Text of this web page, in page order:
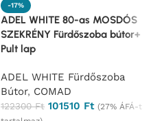
-17%
ADEL WHITE 80-as MOSDÓS
SZEKRÉNY Fürdőszoba bútor+
Pult lap
ADEL WHITE Fürdőszoba
Bútor, COMAD
122300Ft 101510 Ft (27% ÁFÁ-t